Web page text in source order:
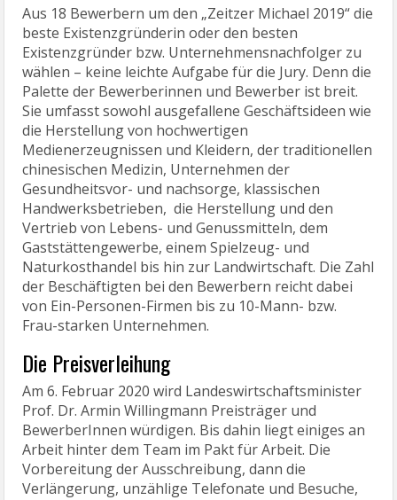
Aus 18 Bewerbern um den „Zeitzer Michael 2019“ die
beste Existenzgründerin oder den besten
Existenzgründer bzw. Unternehmensnachfolger zu
wählen – keine leichte Aufgabe für die Jury. Denn die
Palette der Bewerberinnen und Bewerber ist breit.
Sie umfasst sowohl ausgefallene Geschäftsideen wie
die Herstellung von hochwertigen
Medienerzeugnissen und Kleidern, der traditionellen
chinesischen Medizin, Unternehmen der
Gesundheitsvor- und nachsorge, klassischen
Handwerksbetrieben, die Herstellung und den
Vertrieb von Lebens- und Genussmitteln, dem
Gaststättengewerbe, einem Spielzeug- und
Naturkosthandel bis hin zur Landwirtschaft. Die Zahl
der Beschäftigten bei den Bewerbern reicht dabei
von Ein-Personen-Firmen bis zu 10-Mann- bzw.
Frau-starken Unternehmen.
Die Preisverleihung
Am 6. Februar 2020 wird Landeswirtschaftsminister
Prof. Dr. Armin Willingmann Preisträger und
BewerberInnen würdigen. Bis dahin liegt einiges an
Arbeit hinter dem Team im Pakt für Arbeit. Die
Vorbereitung der Ausschreibung, dann die
Verlängerung, unzählige Telefonate und Besuche,